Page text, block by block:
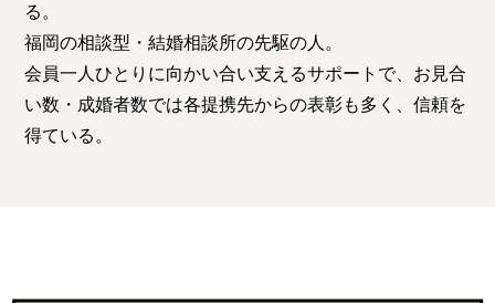
る。
福岡の相談型・結婚相談所の先駆の人。
会員一人ひとりに向かい合い支えるサポートで、お見合
い数・成婚者数では各提携先からの表彰も多く、信頼を
得ている。